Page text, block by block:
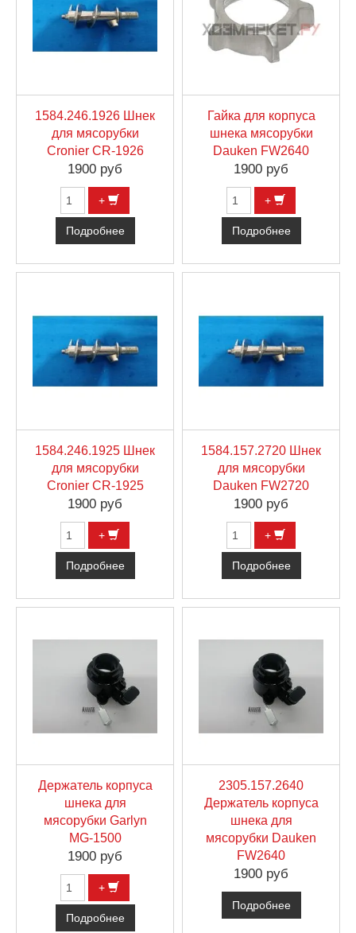
1584.246.1926 Шнек
для мясорубки
Cronier CR-1926
1900 руб
+
Подробнее
Гайка для корпуса
шнека мясорубки
Dauken FW2640
1900 руб
+
Подробнее
1584.246.1925 Шнек
для мясорубки
Cronier CR-1925
1900 руб
+
Подробнее
1584.157.2720 Шнек
для мясорубки
Dauken FW2720
1900 руб
+
Подробнее
Держатель корпуса
шнека для
мясорубки Garlyn
MG-1500
1900 руб
+
Подробнее
2305.157.2640
Держатель корпуса
шнека для
мясорубки Dauken
FW2640
1900 руб
Подробнее